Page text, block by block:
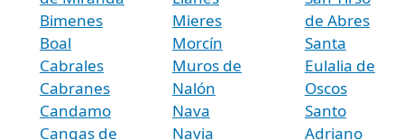
Bimenes
Boal
Cabrales
Cabranes
Candamo
Cangas de
Mieres
Morcín
Muros de
Nalón
Nava
Navia
de Abres
Santa
Eulalia de
Oscos
Santo
Adriano